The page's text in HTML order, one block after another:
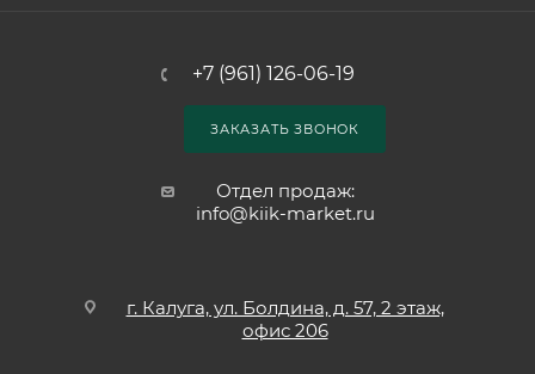
+7 (961) 126-06-19
ЗАКАЗАТЬ ЗВОНОК
Отдел продаж:
info@kiik-market.ru
г. Калуга, ул. Болдина, д. 57, 2 этаж,
офис 206